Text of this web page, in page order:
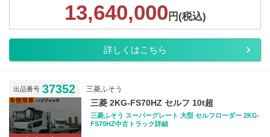
13,640,000 円(税込)
詳しくはこちら
出品番号 37352 三菱ふそう
三菱 2KG-FS70HZ セルフ 10t超
三菱ふそう スーパーグレート 大型 セルフローダー 2KG-
FS70HZ中古トラック詳細